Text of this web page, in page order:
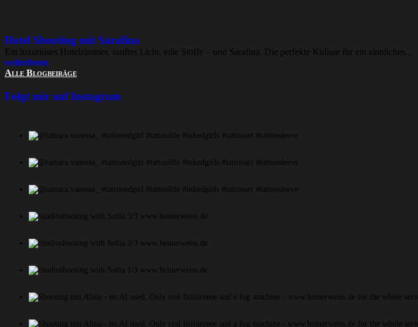
Hotel Shooting mit Sarafina
Ein luxuriöses Hotelzimmer, sanftes Licht, edle Stoffe – und Sarafina. Die perfekte Kulisse für ein sinnliches...
weiterlesen
Alle Blogbeiräge
Folgt mir auf Instagram